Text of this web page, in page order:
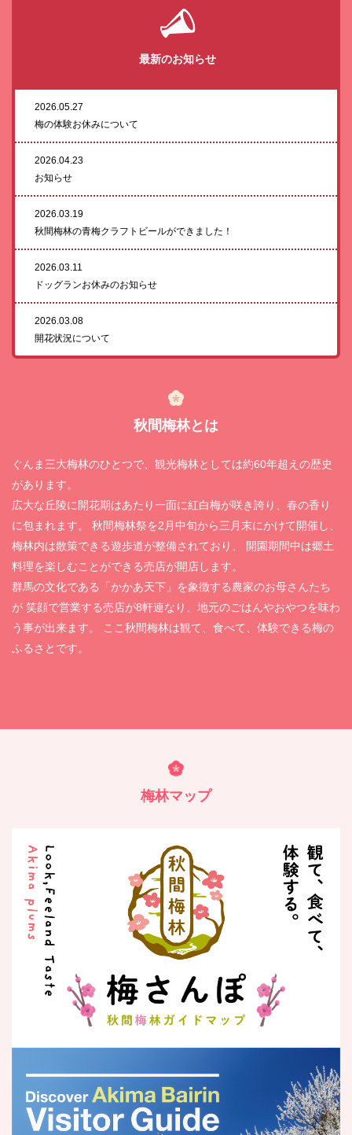
最新のお知らせ
2026.05.27
梅の体験お休みについて
2026.04.23
お知らせ
2026.03.19
秋間梅林の青梅クラフトビールができました！
2026.03.11
ドッグランお休みのお知らせ
2026.03.08
開花状況について
秋間梅林とは
ぐんま三大梅林のひとつで、観光梅林としては約60年超えの歴史
があります。
広大な丘陵に開花期はあたり一面に紅白梅が咲き誇り、春の香り
に包まれます。 秋間梅林祭を2月中旬から三月末にかけて開催し、
梅林内は散策できる遊歩道が整備されており、
開園期間中は郷土
料理を楽しむことができる売店が開店します。
群馬の文化である「かかあ天下」を象徴する農家のお母さんたち
が 笑顔で営業する売店が8軒連なり、地元のごはんやおやつを味わ
う事が出来ます。
ここ秋間梅林は観て、食べて、体験できる梅の
ふるさとです。
梅林マップ